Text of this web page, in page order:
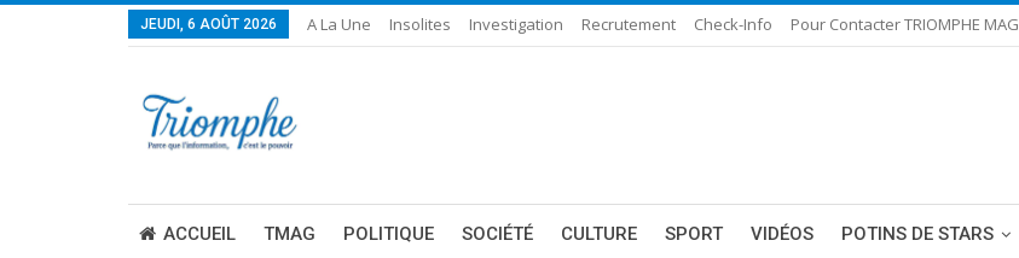
JEUDI, 6 AOÛT 2026 A La Une Insolites Investigation Recrutement Check-Info Pour Contacter TRIOMPHE MAG
ACCUEIL TMAG POLITIQUE SOCIÉTÉ CULTURE SPORT VIDÉOS POTINS DE STARS